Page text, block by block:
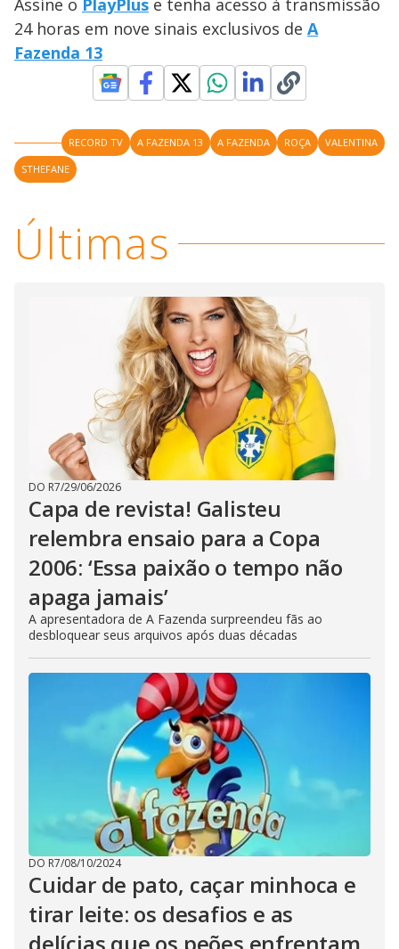
y
V
i
d
e
o
s
Assine o PlayPlus e tenha acesso à transmissão
24 horas em nove sinais exclusivos de A
Fazenda 13
RECORD TV A FAZENDA 13 A FAZENDA ROÇA
VALENTINA
STHEFANE
Últimas
DO R7/29/06/2026
Capa de revista! Galisteu
relembra ensaio para a Copa
2006: ‘Essa paixão o tempo não
apaga jamais’
A apresentadora de A Fazenda surpreendeu fãs ao
desbloquear seus arquivos após duas décadas
DO R7/08/10/2024
Cuidar de pato, caçar minhoca e
tirar leite: os desafios e as